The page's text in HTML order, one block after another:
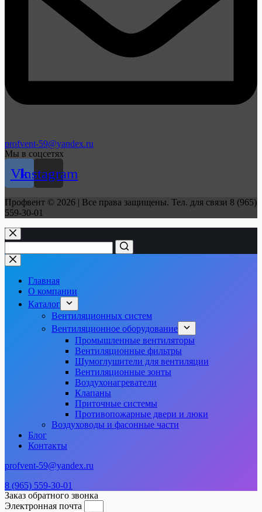
profvent-59@yandex.ru
Мы в соцсетях
VkInstagram
Профвент © 2026 | Все права защищены. Тел. для связи 8 (965)
559-30-01
Главная
О компании
Каталог
Вентиляционных систем
Вентиляционное оборудование
Промышленные вентиляторы
Вентиляционные фильтры
Шумоглушители для вентиляции
Вентиляционные зонты
Воздухонагреватели
Клапаны
Приточные системы
Противопожарные двери и люки
Воздуховоды и фасонные части
Блог
Контакты
profvent-59@yandex.ru
8 (965) 559-30-01
Заказ обратного звонка
Электронная почта